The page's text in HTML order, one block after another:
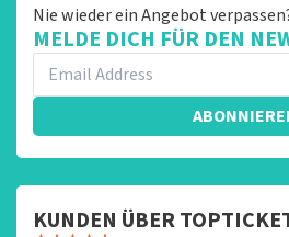
Nie wieder ein Angebot
MELDE DICH FÜR DEN
KUNDEN ÜBER